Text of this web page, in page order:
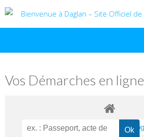
Vos Démarches en ligne